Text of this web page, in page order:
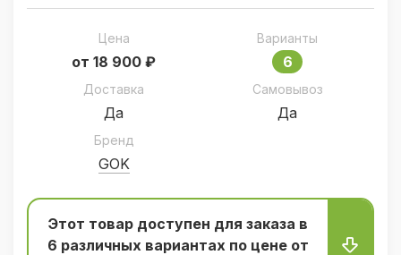
Цена
от 18 900 ₽
Варианты
6
Доставка
Да
Самовывоз
Да
Бренд
GOK
Этот товар доступен для заказа в
6 различных вариантаx по цене от